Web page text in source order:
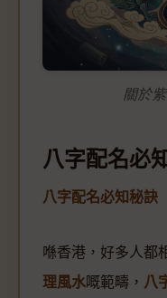
關於
八字配名必
八字配名必知秘訣
喺香港，好多人都
理風水嘅範疇， 八